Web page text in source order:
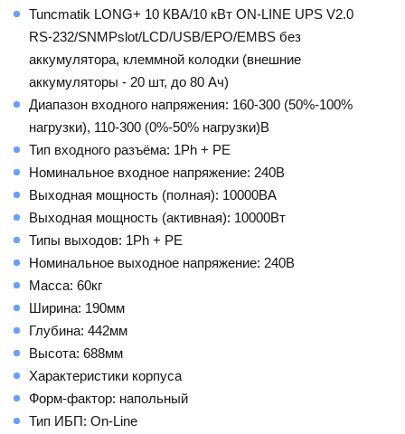
Tuncmatik LONG+ 10 КВА/10 кВт ON-LINE UPS V2.0
RS-232/SNMPslot/LCD/USB/EPO/EMBS без
аккумулятора, клеммной колодки (внешние
аккумуляторы - 20 шт, до 80 Ач)
Диапазон входного напряжения: 160-300 (50%-100%
нагрузки), 110-300 (0%-50% нагрузки)В
Тип входного разъёма: 1Ph + PE
Номинальное входное напряжение: 240В
Выходная мощность (полная): 10000ВА
Выходная мощность (активная): 10000Вт
Типы выходов: 1Ph + PE
Номинальное выходное напряжение: 240В
Масса: 60кг
Ширина: 190мм
Глубина: 442мм
Высота: 688мм
Характеристики корпуса
Форм-фактор: напольный
Тип ИБП: On-Line